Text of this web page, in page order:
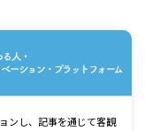
ンし、記事を通じて客観